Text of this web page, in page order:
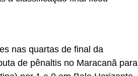
nas quartas de final da
de pênaltis no Maracanã para